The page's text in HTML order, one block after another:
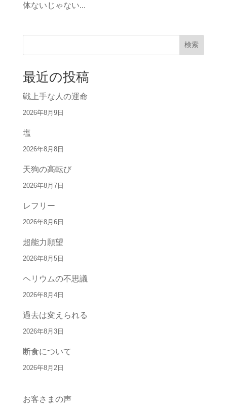
体ないじゃない...
検索
最近の投稿
戦上手な人の運命
2026年8月9日
塩
2026年8月8日
天狗の高転び
2026年8月7日
レフリー
2026年8月6日
超能力願望
2026年8月5日
ヘリウムの不思議
2026年8月4日
過去は変えられる
2026年8月3日
断食について
2026年8月2日
お客さまの声